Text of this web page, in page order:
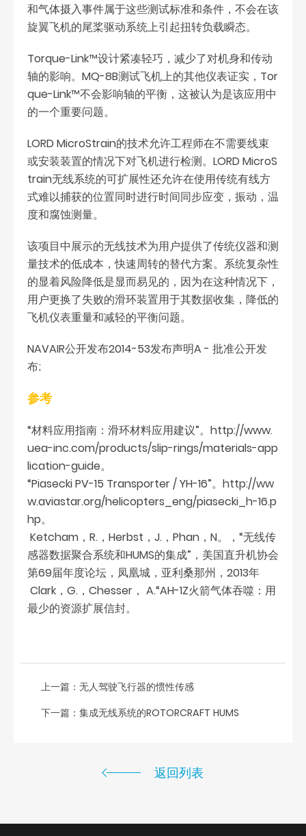
和气体摄入事件属于这些测试标准和条件，不会在该
旋翼飞机的尾桨驱动系统上引起扭转负载瞬态。
Torque-Link™设计紧凑轻巧，减少了对机身和传动
轴的影响。MQ-8B测试飞机上的其他仪表证实，Tor
que-Link™不会影响轴的平衡，这被认为是该应用中
的一个重要问题。
LORD MicroStrain的技术允许工程师在不需要线束
或安装装置的情况下对飞机进行检测。LORD MicroS
train无线系统的可扩展性还允许在使用传统有线方
式难以捕获的位置同时进行时间同步应变，振动，温
度和腐蚀测量。
该项目中展示的无线技术为用户提供了传统仪器和测
量技术的低成本，快速周转的替代方案。系统复杂性
的显着风险降低是显而易见的，因为在这种情况下，
用户更换了失败的滑环装置用于其数据收集，降低的
飞机仪表重量和减轻的平衡问题。
NAVAIR公开发布2014-53发布声明A - 批准公开发
布;
参考
“材料应用指南：滑环材料应用建议”。http://www.
uea-inc.com/products/slip-rings/materials-app
lication-guide。
“Piasecki PV-15 Transporter / YH-16”。http://ww
w.aviastar.org/helicopters_eng/piasecki_h-16.p
hp。
Ketcham，R.，Herbst，J.，Phan，N。，“无线传
感器数据聚合系统和HUMS的集成”，美国直升机协会
第69届年度论坛，凤凰城，亚利桑那州，2013年
Clark，G.，Chesser， A.“AH-1Z火箭气体吞噬：用
最少的资源扩展信封。
上一篇： 无人驾驶飞行器的惯性传感
下一篇： 集成无线系统的ROTORCRAFT HUMS
返回列表